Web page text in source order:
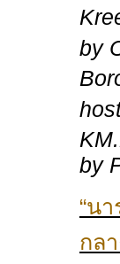
by
by
“นา
กล